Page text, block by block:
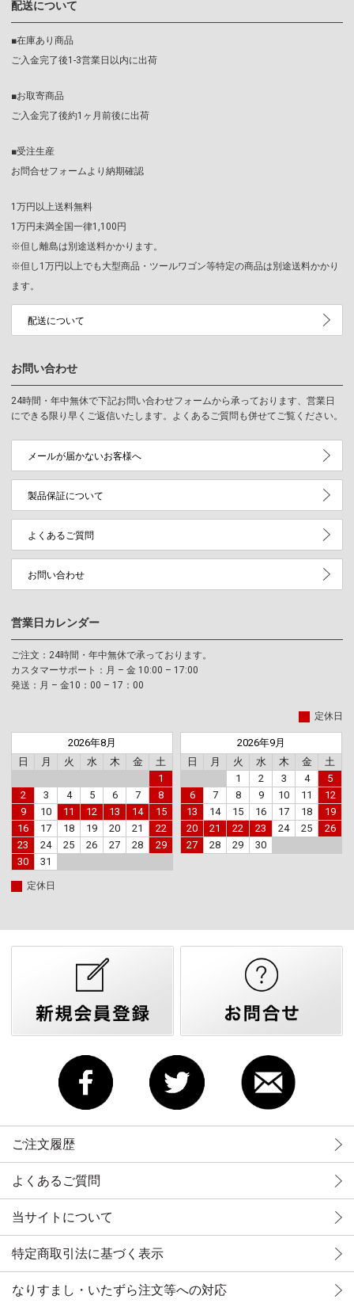
配送について
■在庫あり商品
ご入金完了後1-3営業日以内に出荷
■お取寄商品
ご入金完了後約1ヶ月前後に出荷
■受注生産
お問合せフォームより納期確認
1万円以上送料無料
1万円未満全国一律1,100円
※但し離島は別途送料かかります。
※但し1万円以上でも大型商品・ツールワゴン等特定の商品は別途送料かかり
ます。
配送について
お問い合わせ
24時間・年中無休で下記お問い合わせフォームから承っております、営業日
にできる限り早くご返信いたします。よくあるご質問も併せてご覧ください。
メールが届かないお客様へ
製品保証について
よくあるご質問
お問い合わせ
営業日カレンダー
ご注文：24時間・年中無休で承っております。
カスタマーサポート：月 – 金 10:00 – 17:00
発送：月 – 金10：00 – 17：00
定休日
2026年8月
日
月 火 水 木 金
土
1
2
3 4 5 6 7
8
9
10 11 12 13 14
15
16
17 18 19 20 21
22
23
24 25 26 27 28
29
30
31
2026年9月
日
月 火 水 木 金
土
1
2 3 4
5
6
7 8 9 10 11
12
13
14 15 16 17 18
19
20
21 22 23 24 25
26
27
28 29 30
定休日
ご注文履歴
よくあるご質問
当サイトについて
特定商取引法に基づく表示
なりすまし・いたずら注文等への対応